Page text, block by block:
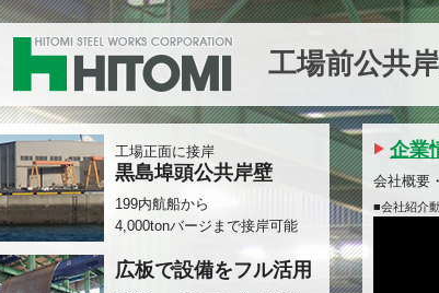
工場前公共
工場正面に接岸
黒島埠頭公共岸壁
199内航船から
4,000tonバージまで接岸可能
広板で設備をフル活用
企業
会社概要
■会社紹介